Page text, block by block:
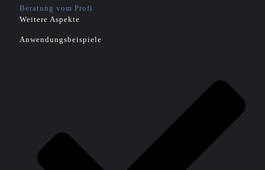
Beratung vom Profi
Weitere Aspekte
Anwendungsbeispiele